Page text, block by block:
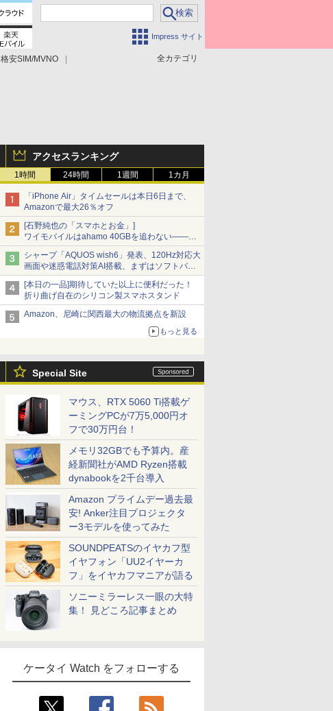
Impress サイト
全カテゴリ
格安SIM/MVNO
アクセスランキング
1時間 24時間 1週間 1カ月
「iPhone Air」タイムセールは本日6日まで、
Amazonで最大26％オフ
[石野純也の「スマホとお金」]
ワイモバイルはahamo 40GBを追わない――単
身向け「超おトク割」の安さと1年限定の注意
点
シャープ「AQUOS wish6」発表、120Hz対応大
画面や迷惑電話対策AI搭載、まずはソフトバン
クの法人向け
[本日の一品]期待していた以上に便利だった！
折り曲げ自在のシリコン製スマホスタンド
Amazon、尼崎に関西最大の物流拠点を新設
もっと見る
Special Site
マウス、RTX 5060 Ti搭載ゲ
ーミングPCが7万5,000円オ
フで30万円台！
メモリ32GBでも予算内。産
経新聞社がAMD Ryzen搭載
dynabookを2千台導入
Amazon プライムデー過去最
安! Anker注目プロジェクタ
ー3モデルを使ってみた
SOUNDPEATSのイヤカフ型
イヤフォン「UU2イヤーカ
フ」をイヤカフマニアが語る
ソニーミラーレス一眼の大特
集！ 見どころ記事まとめ
ケータイ Watch をフォローする